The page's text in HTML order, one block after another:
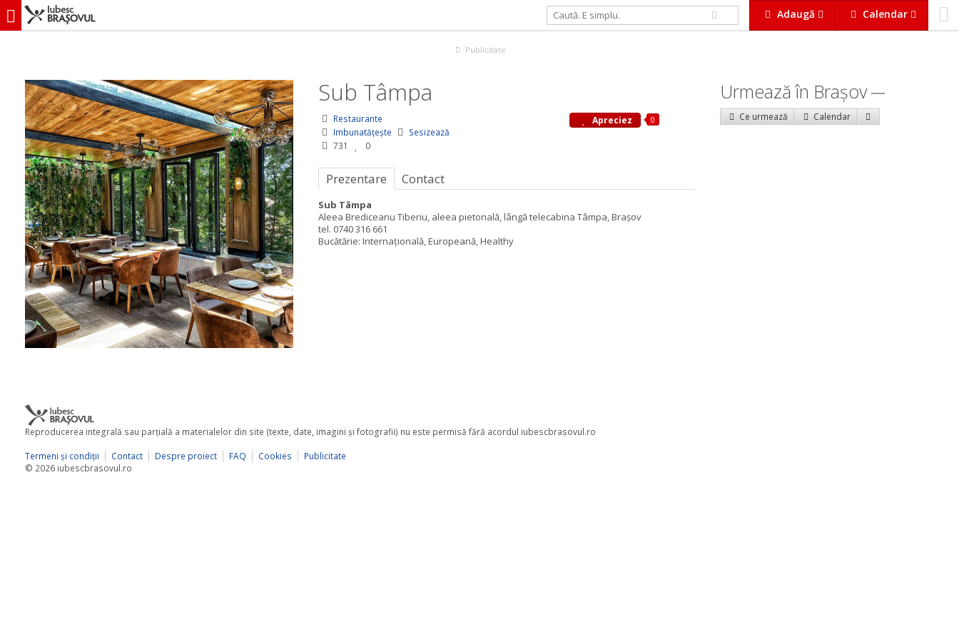
Adaugă Calendar
iubescbraşovul.ro
Publicitate
Sub Tâmpa
Restaurante
Imbunatățește
Sesizează
731
0
Apreciez 0
Prezentare Contact
Sub Tâmpa
Aleea Brediceanu Tiberiu, aleea pietonală, lângă telecabina Tâmpa, Brașov
tel. 0740 316 661
Bucătărie: Internațională, Europeană, Healthy
Urmează în Braşov
Ce urmează Calendar
Reproducerea integrală sau parţială a materialelor din site (texte, date, imagini şi fotografii) nu este permisă fără acordul iubescbrasovul.ro
Termeni şi condiţii
Contact Despre proiect FAQ Cookies
Publicitate
© 2026 iubescbrasovul.ro